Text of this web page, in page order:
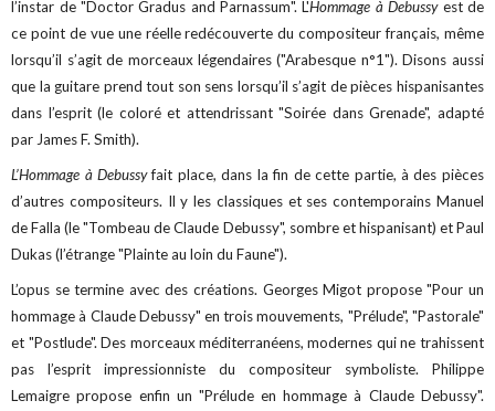
l’instar de "Doctor Gradus and Parnassum". L'Hommage à Debussyest de
ce point de vue une réelle redécouverte du compositeur français, même
lorsqu’il s’agit de morceaux légendaires ("Arabesque n°1"). Disons aussi
que la guitare prend tout son sens lorsqu’il s’agit de pièces hispanisantes
dans l’esprit (le coloré et attendrissant "Soirée dans Grenade", adapté
par James F. Smith).
L’Hommage à Debussyfait place, dans la fin de cette partie, à des pièces
d’autres compositeurs. Il y les classiques et ses contemporains Manuel
de Falla (le "Tombeau de Claude Debussy", sombre et hispanisant) et Paul
Dukas (l’étrange "Plainte au loin du Faune").
L’opus se termine avec des créations. Georges Migot propose "Pour un
hommage à Claude Debussy" en trois mouvements, "Prélude", "Pastorale"
et "Postlude". Des morceaux méditerranéens, modernes qui ne trahissent
pas l’esprit impressionniste du compositeur symboliste. Philippe
Lemaigre propose enfin un "Prélude en hommage à Claude Debussy".